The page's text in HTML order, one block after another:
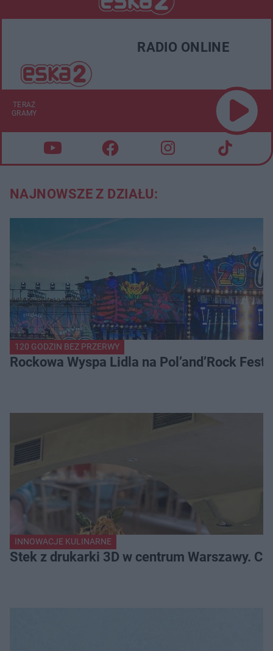
RADIO ONLINE
TERAZ
GRAMY
NAJNOWSZE Z DZIAŁU:
120 GODZIN BEZ PRZERWY
Rockowa Wyspa Lidla na Pol’and’Rock
INNOWACJE KULINARNE
Stek z drukarki 3D w centrum Warszawy.